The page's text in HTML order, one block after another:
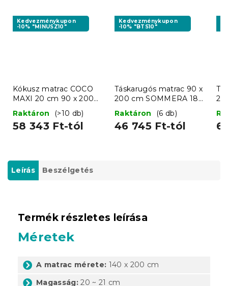
Kedvezménykupon
-10% "MINUSZ10"
Kókusz matrac COCO
MAXI 20 cm 90 x 200
cm
Raktáron (>10 db)
58 343 Ft-tól
Kedvezménykupon
-10% "BTS10"
Táskarugós matrac 90 x
200 cm SOMMERA 18
cm
Raktáron (6 db)
46 745 Ft-tól
Leírás Beszélgetés
Termék részletes leírása
Méretek
A matrac mérete: 140 x 200 cm
Magasság: 20 ~ 21 cm